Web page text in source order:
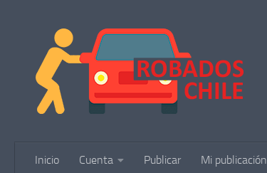
Inicio Cuenta Publicar Mi publicación